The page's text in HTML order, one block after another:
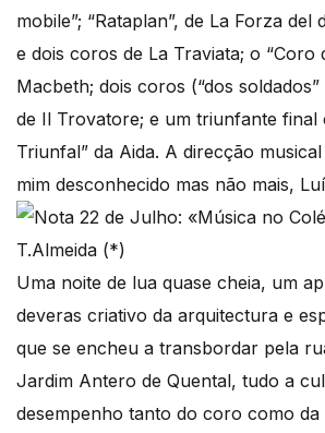
mobile”; “Rataplan”, de La Forza del
e dois coros de La Traviata; o “Coro
Macbeth; dois coros (“dos soldados”
de Il Trovatore; e um triunfante final
Triunfal” da Aida. A direcção
mim desconhecido mas não mais,
Uma noite de lua quase cheia, um
deveras criativo da arquitectura e
que se encheu a transbordar pela
Jardim Antero de Quental, tudo a
desempenho tanto do coro como